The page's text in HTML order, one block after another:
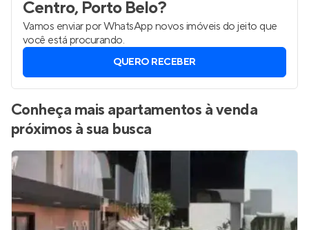
Centro, Porto Belo?
Vamos enviar por WhatsApp novos imóveis do jeito que
você está procurando.
QUERO RECEBER
Conheça mais apartamentos à venda
próximos à sua busca